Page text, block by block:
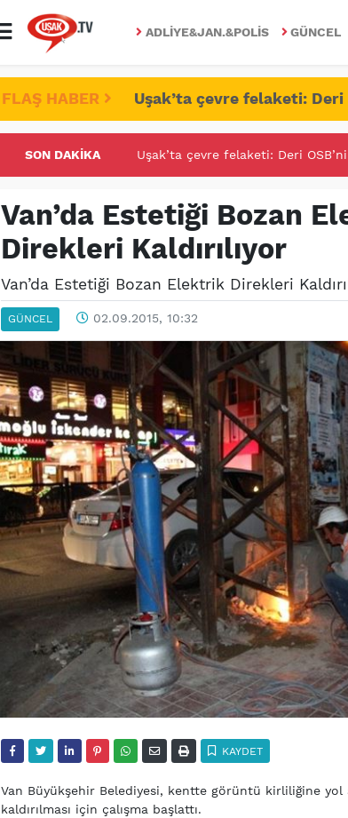
ADLIYE&JAN.&POLIS GÜNCEL
FLAŞ HABER Uşak’ta çevre felaketi: Deri
SON DAKIKA UŞAK ÜNİVERİTESİNDE FETÖ/PDY
Van’da Estetiği Bozan
Direkleri Kaldırılıyor
Van’da Estetiği Bozan Elektrik Direkleri
GÜNCEL 02.09.2015, 10:32
KAYDET
Van Büyükşehir Belediyesi, kentte görüntü kirliliğine
kaldırılması için çalışma başlattı.